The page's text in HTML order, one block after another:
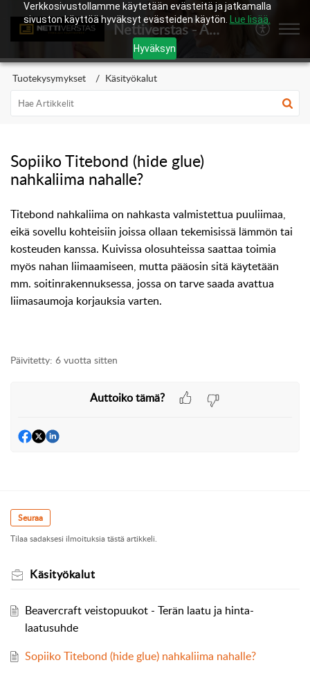
Verkkosivustollamme käytetään evästeitä ja jatkamalla
sivuston käyttöä hyväksyt evästeiden käytön.
Lue lisää.
Hyväksyn
Nettiverstas - Asiakaspalvelukeskus
Tuotekysymykset Käsityökalut
Sopiiko Titebond (hide glue)
nahkaliima nahalle?
Titebond nahkaliima on nahkasta valmistettua puuliimaa,
eikä sovellu kohteisiin joissa ollaan tekemisissä lämmön tai
kosteuden kanssa. Kuivissa olosuhteissa saattaa toimia
myös nahan liimaamiseen, mutta pääosin sitä käytetään
mm. soitinrakennuksessa, jossa on tarve saada avattua
liimasaumoja korjauksia varten.
Päivitetty: 6 vuotta sitten
Auttoiko tämä?
Seuraa
Tilaa sadaksesi ilmoituksia tästä artikkeli.
Käsityökalut
Beavercraft veistopuukot - Terän laatu ja hinta-
laatusuhde
Sopiiko Titebond (hide glue) nahkaliima nahalle?